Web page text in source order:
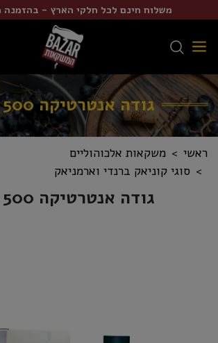
משלוח חינם לכל חלקי הארץ - בהזמנה מעל
גודה אנטרטיקה 500 מ"ל
ראשי
משקאות אלכוהוליים
סוגי קוניאק ברנדי וארמניאק
גודה אנטרטיקה 500 מ"ל